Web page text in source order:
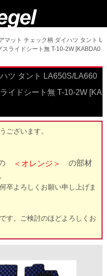
マット チェック柄 ダイハツ タント L
ライドシート無 T-10-2W [KABDA0
ツ タント LA650S/LA660
イドシート無 T-10-2W [KA
ございます。
＜ オレンジ＞
の部材
卒よろしくお願い申し上げま
す。ご検討のほどよろしくお